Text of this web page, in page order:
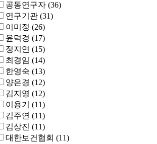
공동연구자 (36)
연구기관 (31)
이미정 (26)
윤덕경 (17)
정지연 (15)
최경임 (14)
한영숙 (13)
양은경 (12)
김지영 (12)
이용기
(11)
김주연 (11)
김상진 (11)
대한보건협회 (11)